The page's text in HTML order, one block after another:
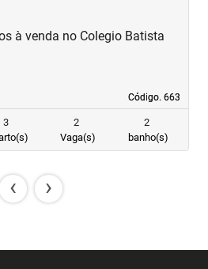
Código. 663
Código. 663
à venda no Colegio Batista
3
2
Vaga(s)
2
banho(s)
‹ ›